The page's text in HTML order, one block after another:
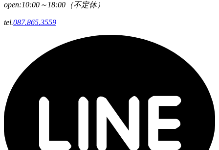
open:10:00～18:00（不定休）
tel.087.865.3559